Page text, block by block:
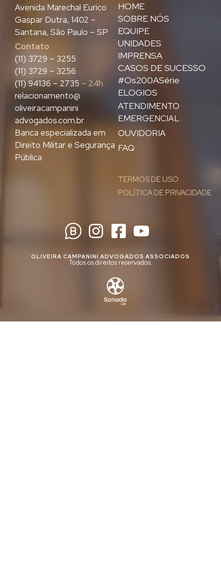
HOME
SOBRE NÓS
EQUIPE
UNIDADES
IMPRENSA
CASOS DE SUCESSO
#Os200ASérie
ELOGIOS
ATENDIMENTO
EMERGENCIAL
OUVIDORIA
FAQ
TERMOS DE USO
POLÍTICA DE PRIVACIDADE
Avenida Marechal Eurico
Gaspar Dutra, 1402 –
Santana, São Paulo – SP
Contato
(11) 3729 – 3255
(11) 3729 – 3256
(11) 94136 – 2735 – 24h
relacionamento@
oliveiracampanini
advogados.com.br
Banca especializada em
Direito Militar e Segurança
Pública
OLIVEIRA CAMPANINI ADVOGADOS ASSOCIADOS
Todos os direitos reservados.